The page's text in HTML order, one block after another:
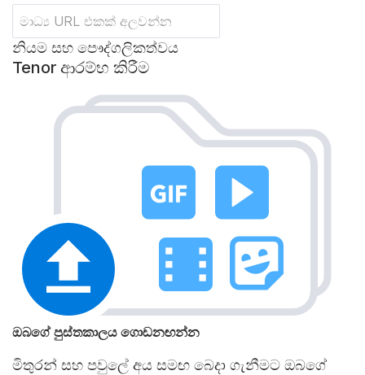
නියම සහ පෞද්ගලිකත්වය
Tenor ආරම්භ කිරීම
ඔබගේ පුස්තකාලය ගොඩනඟන්න
මිතුරන් සහ පවුලේ අය සමඟ බෙදා ගැනීමට ඔබගේ